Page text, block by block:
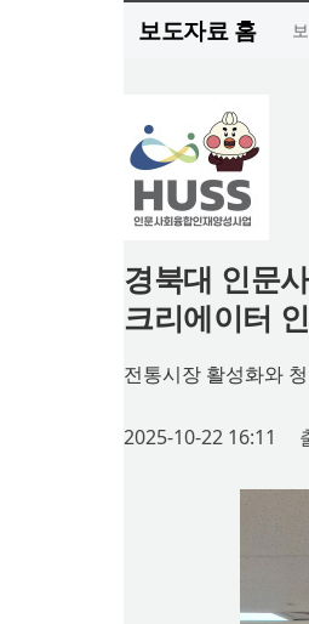
보도자료 홈
경북대 인문
크리에이터
전통시장 활성화와
2025-10-22 16:11